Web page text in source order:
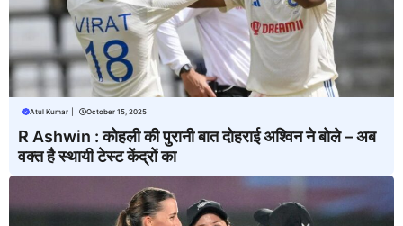
Atul Kumar October 15, 2025
R Ashwin : कोहली की पुरानी बात दोहराई अश्विन ने बोले – अब
वक्त है स्थायी टेस्ट केंद्रों का